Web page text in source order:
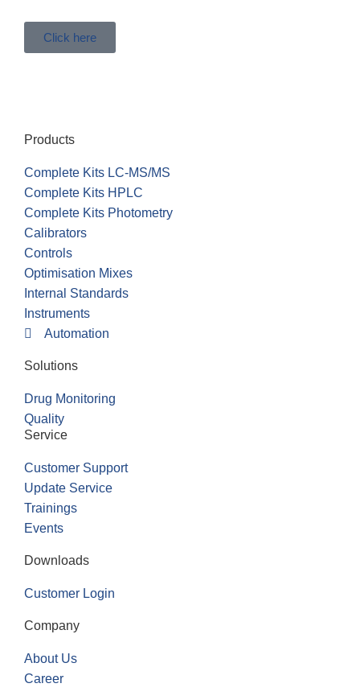
Click here
Products
Complete Kits LC-MS/MS
Complete Kits HPLC
Complete Kits Photometry
Calibrators
Controls
Optimisation Mixes
Internal Standards
Instruments
Automation
Solutions
Drug Monitoring
Quality
Service
Customer Support
Update Service
Trainings
Events
Downloads
Customer Login
Company
About Us
Career